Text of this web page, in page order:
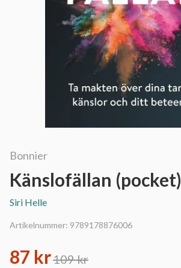
Bonnier
Känslofällan (pocket)
Siri Helle
Artikelnummer: 9789178876006
87 kr109 kr